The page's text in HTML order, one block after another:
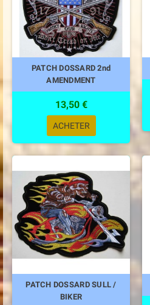
PATCH DOSSARD 2nd
AMENDMENT
13,50 €
ACHETER
PATCH DOSSARD SULL /
BIKER